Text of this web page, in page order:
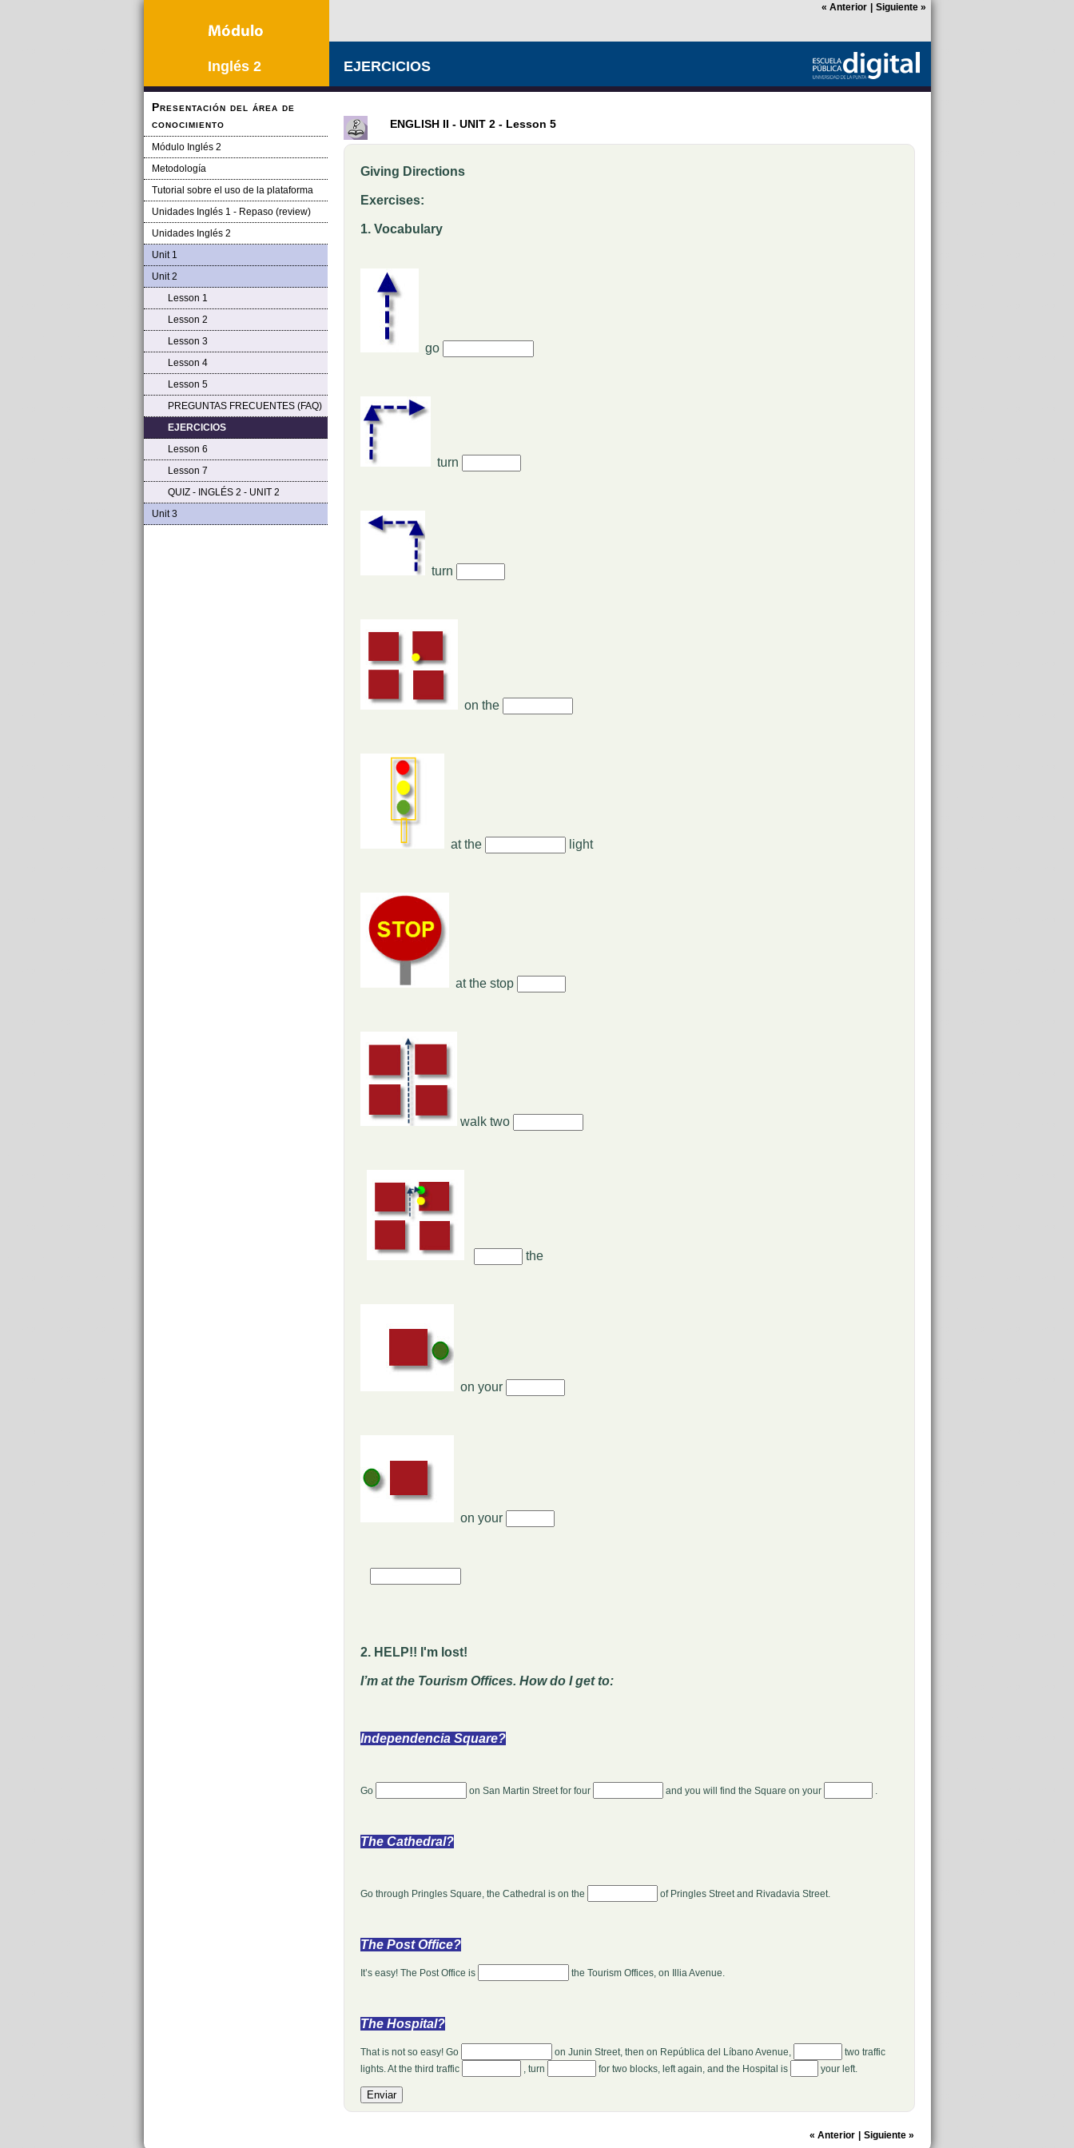
Inglés 2
Presentación del área de
conocimiento
Módulo Inglés 2
Metodología
Tutorial sobre el uso de la plataforma
Unidades Inglés 1 - Repaso (review)
Unidades Inglés 2
Unit 1
Unit 2
Lesson 1
Lesson 2
Lesson 3
Lesson 4
Lesson 5
PREGUNTAS FRECUENTES (FAQ)
EJERCICIOS
Lesson 6
Lesson 7
QUIZ - INGLÉS 2 - UNIT 2
Unit 3
« Anterior Siguiente»
EJERCICIOS
ENGLISH II - UNIT 2 - Lesson 5
Giving Directions
Exercises:
1. Vocabulary
go
turn
turn
on the
at the light
at the stop
walk two
the
on your
on your
2. HELP!! I'm lost!
I’m at the Tourism Offices. How do I get to:
Independencia Square?
Go on San Martin Street for four and you will find the Square on your .
The Cathedral?
Go through Pringles Square, the Cathedral is on the of Pringles Street and Rivadavia Street.
The Post Office?
It’s easy! The Post Office is the Tourism Offices, on Illia Avenue.
The Hospital?
That is not so easy! Go on Junin Street, then on República del Líbano Avenue,
two traffic
lights. At the third traffic
, turn for two blocks, left again, and the Hospital is your left.
« Anterior Siguiente»